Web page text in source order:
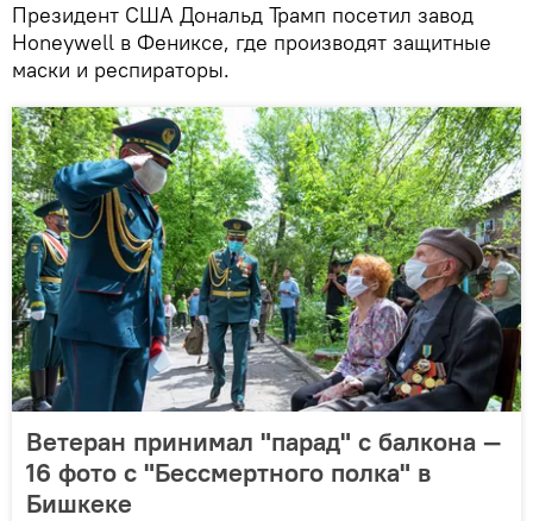
Президент США Дональд Трамп посетил завод
Honeywell в Фениксе, где производят защитные
маски и респираторы.
Ветеран принимал "парад" с балкона —
16 фото с "Бессмертного полка" в
Бишкеке